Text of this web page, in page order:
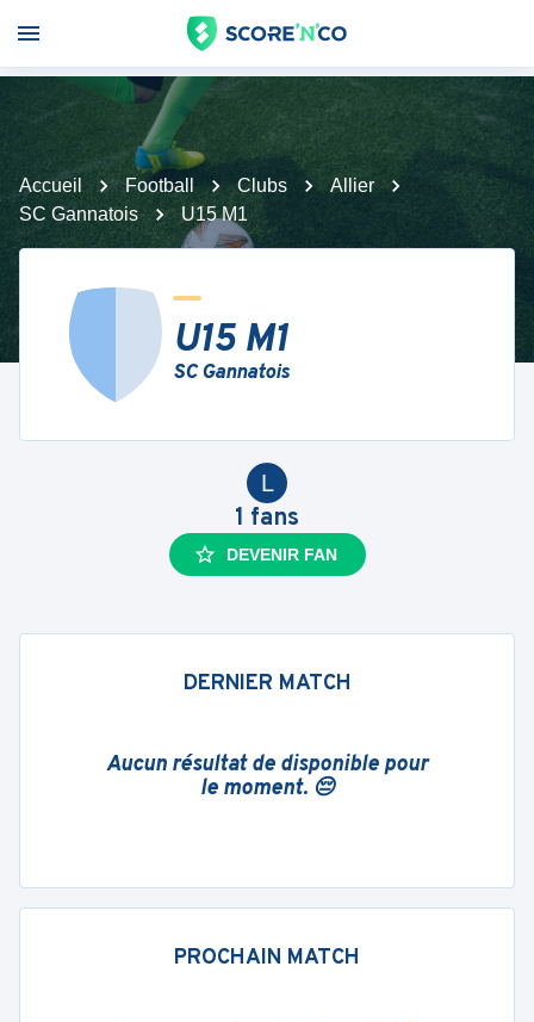
Accueil Football Clubs
Allier
SC Gannatois
U15 M1
U15 M1
SC Gannatois
L
1 fans
DEVENIR FAN
DERNIER MATCH
Aucun résultat de disponible pour
le moment. 😔
PROCHAIN MATCH